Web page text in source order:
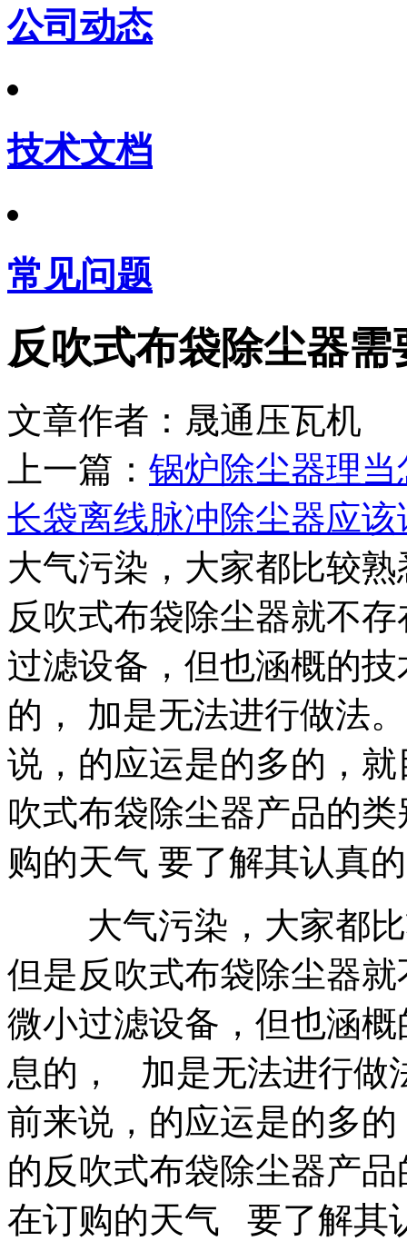
公司动态
技术文档
常见问题
反吹式布袋除尘器
文章作者：晟通压瓦
上一篇： 锅炉除尘器理
长袋离线脉冲除尘器应
大气污染，大家都比较
反吹式布袋除尘器就不
过滤设备，但也涵概的
的， 加是无法进行做法
说，的应运是的多的，
吹式布袋除尘器产品的
购的天气 要了解其认真
大气污染，大家都比
但是反吹式布袋除尘器
微小过滤设备，但也涵
息的， 加是无法进行做
前来说，的应运是的多
的反吹式布袋除尘器产
在订购的天气 要了解其